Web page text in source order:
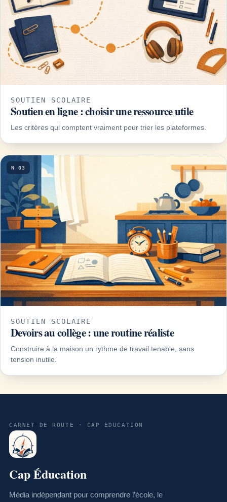
SOUTIEN SCOLAIRE
Soutien en ligne : choisir une ressource utile
Les critères qui comptent vraiment pour trier les plateformes.
N 03
SOUTIEN SCOLAIRE
Devoirs au collège : une routine réaliste
Construire à la maison un rythme de travail tenable, sans
tension inutile.
CARNET DE ROUTE · CAP ÉDUCATION
Cap Éducation
Média indépendant pour comprendre l’école, le